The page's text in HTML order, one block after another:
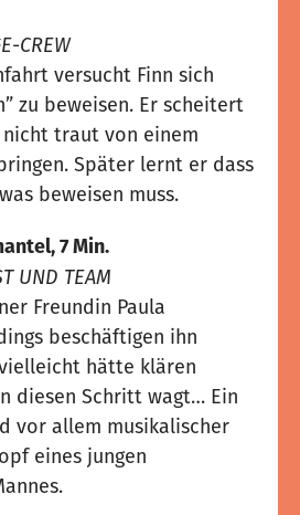
CREW
versucht Finn sich
zu beweisen. Er scheitert
traut von einem
Später lernt er dass
beweisen muss.
7 Min.
UND TEAM
Freundin Paula
beschäftigen ihn
hätte klären
diesen Schritt wagt… Ein
vor allem musikalischer
eines jungen